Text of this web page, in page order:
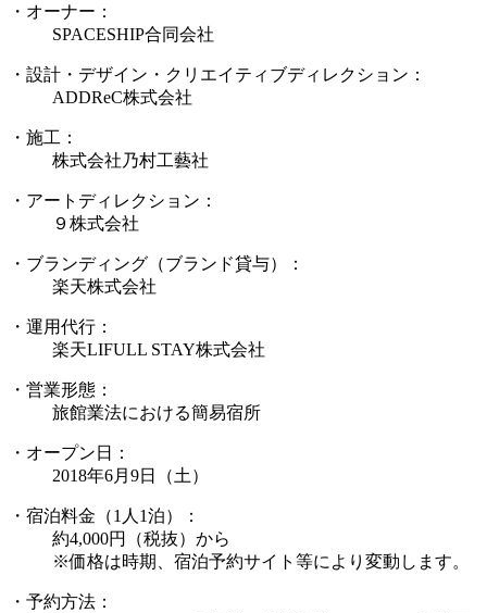
・オーナー：
SPACESHIP合同会社
・設計・デザイン・クリエイティブディレクション：
ADDReC株式会社
・施工：
株式会社乃村工藝社
・アートディレクション：
９株式会社
・ブランディング（ブランド貸与）：
楽天株式会社
・運用代行：
楽天LIFULL STAY株式会社
・営業形態：
旅館業法における簡易宿所
・オープン日：
2018年6月9日（土）
・宿泊料金（1人1泊）：
約4,000円（税抜）から
※価格は時期、宿泊予約サイト等により変動します。
・予約方法：